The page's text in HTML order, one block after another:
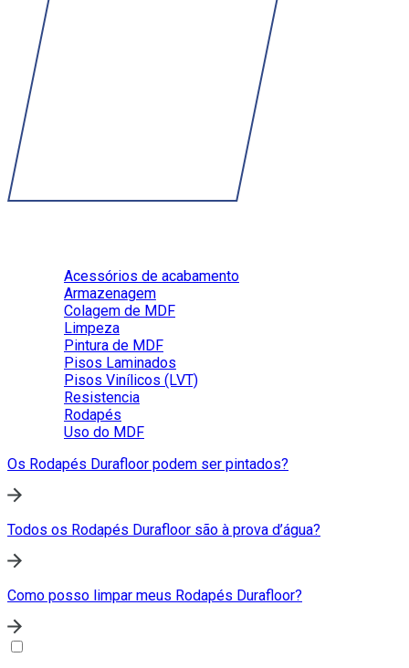
Acessórios de acabamento
Armazenagem
Colagem de MDF
Limpeza
Pintura de MDF
Pisos Laminados
Pisos Vinílicos (LVT)
Resistencia
Rodapés
Uso do MDF
Os Rodapés Durafloor podem ser pintados?
Todos os Rodapés Durafloor são à prova d’água?
Como posso limpar meus Rodapés Durafloor?